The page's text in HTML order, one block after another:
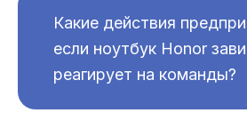
Какие действия
если ноутбук Honor
реагирует на команды?